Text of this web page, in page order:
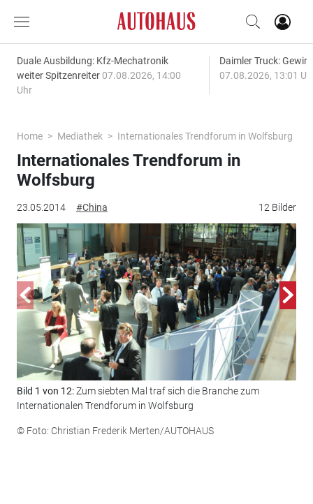
Duale Ausbildung: Kfz-Mechatronik
weiter Spitzenreiter 07.08.2026, 14:00
Uhr
Daimler Truck:
07.08.2026, 13:01
Home Mediathek Internationales Trendforum in Wolfsburg
23.05.2014 #China 12 Bilder
Internationales Trendforum in
Wolfsburg
Bild 1 von 12:Zum siebten Mal traf sich die Branche zum
Internationalen Trendforum in Wolfsburg
© Foto: Christian Frederik Merten/AUTOHAUS